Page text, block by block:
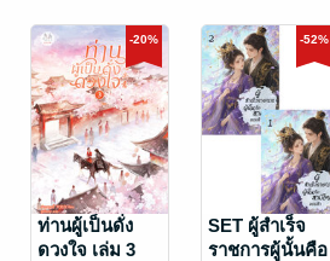
-20%
ท่านผู้เป็นดั่ง
ดวงใจ เล่ม 3
-52%
SET ผู้สำเร็จ
ราชการผู้นั้นคือ